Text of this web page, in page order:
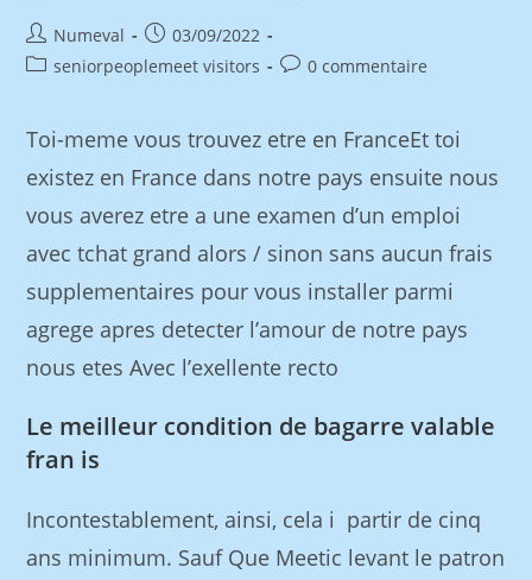
Numeval
03/09/2022
seniorpeoplemeet visitors
0 commentaire
Toi-meme vous trouvez etre en FranceEt toi
existez en France dans notre pays ensuite nous
vous averez etre a une examen d’un emploi
avec tchat grand alors / sinon sans aucun frais
supplementaires pour vous installer parmi
agrege apres detecter l’amour de notre pays
nous etes Avec l’exellente recto
Le meilleur condition de bagarre valable
fran is
Incontestablement, ainsi, cela i partir de cinq
ans minimum. Sauf Que Meetic levant le patron